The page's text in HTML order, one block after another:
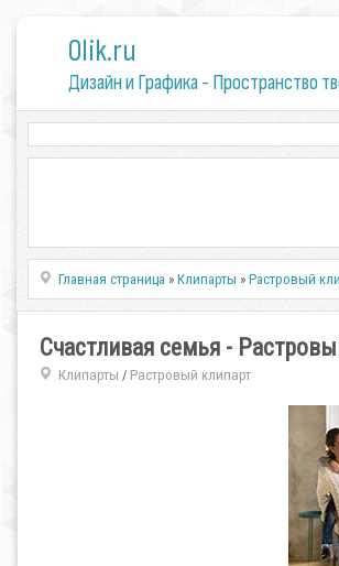
0lik.ru
Дизайн и Графика - Пространство
Главная страница »Клипарты »Растровый
Счастливая семья -
Клипарты / Растровый клипарт